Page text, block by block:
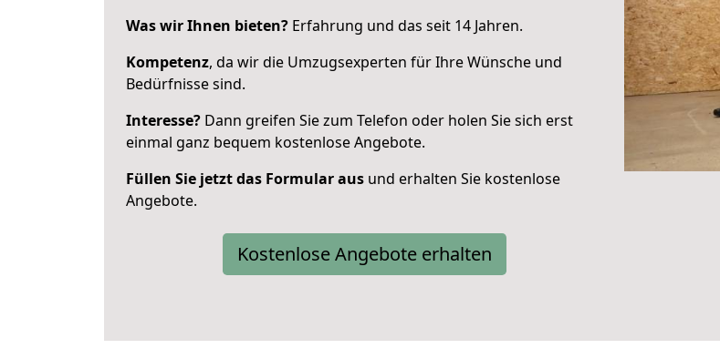
Was wir Ihnen bieten? Erfahrung und das seit 14 Jahren.
Kompetenz, da wir die Umzugsexperten für Ihre Wünsche und
Bedürfnisse sind.
Interesse? Dann greifen Sie zum Telefon oder holen Sie sich erst
einmal ganz bequem kostenlose Angebote.
Füllen Sie jetzt das Formular aus und erhalten Sie kostenlose
Angebote.
Kostenlose Angebote erhalten